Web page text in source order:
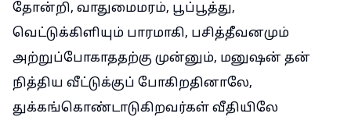
தோன்றி, வாதுமைமரம், பூப்பூத்து,
வெட்டுக்கிளியும் பாரமாகி, பசித்தீவனமும்
அற்றுப்போகாததற்கு முன்னும், மனுஷன் தன்
நித்திய வீட்டுக்குப் போகிறதினாலே,
துக்கங்கொண்டாடுகிறவர்கள் வீதியிலே